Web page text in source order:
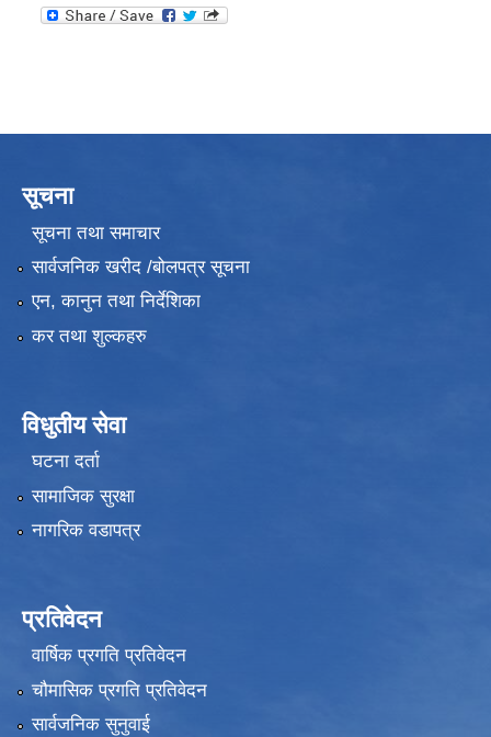
सूचना
सूचना तथा समाचार
सार्वजनिक खरीद /बोलपत्र सूचना
एन, कानुन तथा निर्देशिका
कर तथा शुल्कहरु
विधुतीय सेवा
घटना दर्ता
सामाजिक सुरक्षा
नागरिक वडापत्र
प्रतिवेदन
वार्षिक प्रगति प्रतिवेदन
चौमासिक प्रगति प्रतिवेदन
सार्वजनिक सुनुवाई